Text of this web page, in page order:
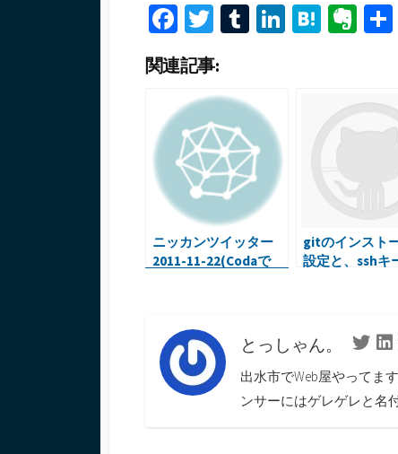
Fa
ce
b
o
o
k
T
wi
tt
er
T
bl
r
Li H
n
a
Ev
ot
e
関連記事:
ニッカンツイッター
2011-11-22(Codaで
gitのインスト
設定と、sshキ
とっしゃん。
出水市でWeb屋やってま
ンサーにはゲレゲレと名